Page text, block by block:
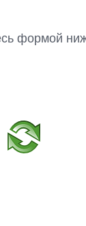
формой